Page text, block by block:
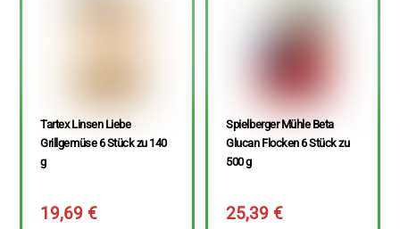
Tartex Linsen Liebe
Grillgemüse 6 Stück zu 140
g
19,69€
Spielberger Mühle Beta
Glucan Flocken 6 Stück zu
500 g
25,39€